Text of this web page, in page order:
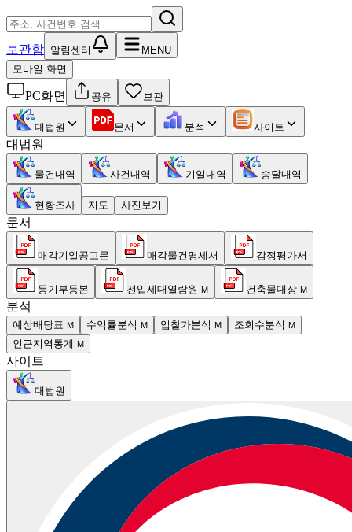
보관함 알림센터
MENU
모바일 화면
PC화면 공유 보관
대법원 문서 분석 사이트
대법원
물건내역 사건내역 기일내역 송달내역
현황조사 지도 사진보기
문서
매각기일공고문 매각물건명세서 감정평가서
등기부등본 전입세대열람원 M 건축물대장 M
분석
예상배당표 M 수익률분석 M 입찰가분석 M 조회수분석 M
인근지역통계 M
사이트
대법원